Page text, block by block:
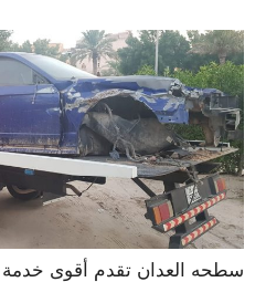
سطحه العدان تقدم أقوى خدمة